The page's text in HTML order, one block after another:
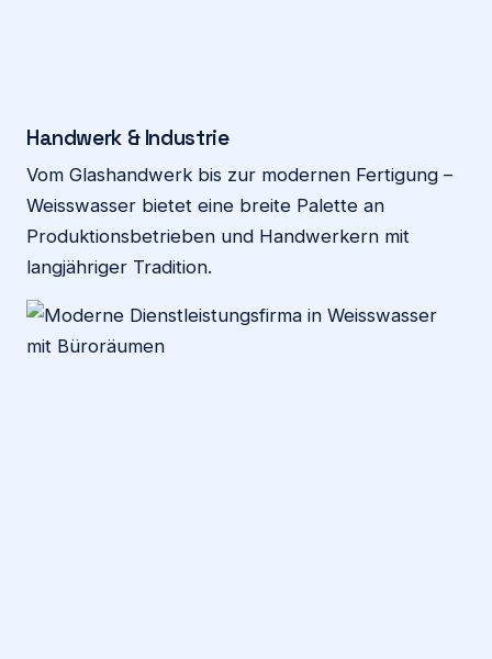
Handwerk & Industrie
Vom Glashandwerk bis zur modernen Fertigung –
Weisswasser bietet eine breite Palette an
Produktionsbetrieben und Handwerkern mit
langjähriger Tradition.